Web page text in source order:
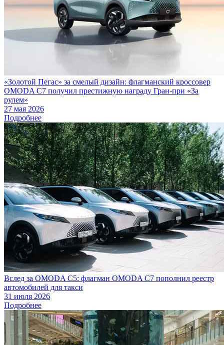
«Золотой Пегас» за смелый дизайн: флагманский кроссовер
OMODA C7 получил престижную награду Гран-при «За
рулем»
27 мая 2026
Подробнее
Вслед за OMODA C5: флагман OMODA C7 пополнил реестр
автомобилей для такси
31 июля 2026
Подробнее